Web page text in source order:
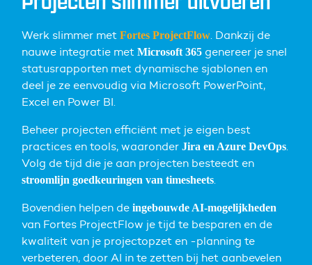
Werk slimmer metFortes ProjectFlow. Dankzij de
nauwe integratie met Microsoft 365 genereer je snel
statusrapporten met dynamische sjablonen en
deel je ze eenvoudig via Microsoft PowerPoint,
Excel en Power BI.
Beheer projecten efficiënt met je eigen best
practices en tools, waaronder Jira en Azure DevOps.
Volg de tijd die je aan projecten besteedt en
stroomlijn goedkeuringen van timesheets.
Bovendien helpen de ingebouwde AI-mogelijkheden
van Fortes ProjectFlow je tijd te besparen en de
kwaliteit van je projectopzet en -planning te
verbeteren, door AI in te zetten bij het aanbevelen